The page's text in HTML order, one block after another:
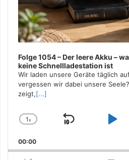
Folge 1054 – Der leere Akku –
keine Schnellladestation ist
Wir laden unsere Geräte täglich
vergessen wir dabei unsere
zeigt,[...]
Change
Rate
1x
Skip
00:00